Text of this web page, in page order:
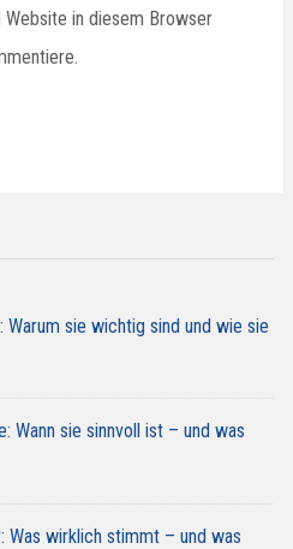
Website in diesem Browser
sie wichtig sind und wie sie
Wann sie sinnvoll ist – und was
Was wirklich stimmt – und was